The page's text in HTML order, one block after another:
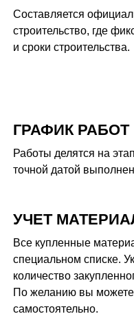
Составляется
строительство, где
и сроки строительства.
ГРАФИК РАБОТ
Работы делятся на
точной датой
УЧЕТ
Все купленные
специальном списке.
количество
По желанию вы можете
самостоятельно.